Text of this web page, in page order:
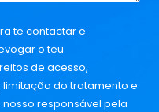
te contactar e
o teu
de acesso,
do tratamento e
responsável pela